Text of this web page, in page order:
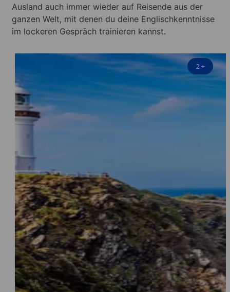
Ausland auch immer wieder auf Reisende aus der
ganzen Welt, mit denen du deine Englischkenntnisse
im lockeren Gespräch trainieren kannst.
2+